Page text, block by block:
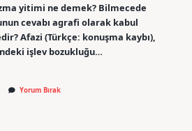
yitimi ne demek? Bilmecede
cevabı agrafi olarak kabul
Afazi (Türkçe: konuşma kaybı),
işlev bozukluğu…
Yorum Bırak